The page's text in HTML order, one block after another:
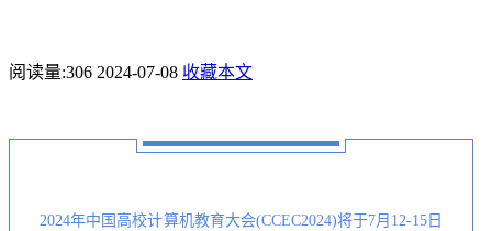
阅读量:306 2024-07-08 收藏本文
2024年中国高校计算机教育大会(CCEC2024)将于7月12-15日